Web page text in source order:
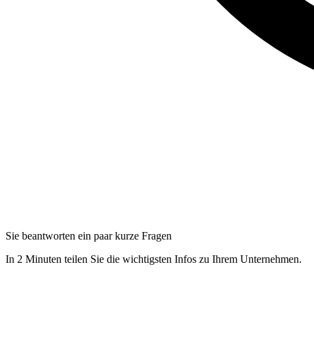
Sie beantworten ein paar kurze Fragen
In 2 Minuten teilen Sie die wichtigsten Infos zu Ihrem Unternehmen.